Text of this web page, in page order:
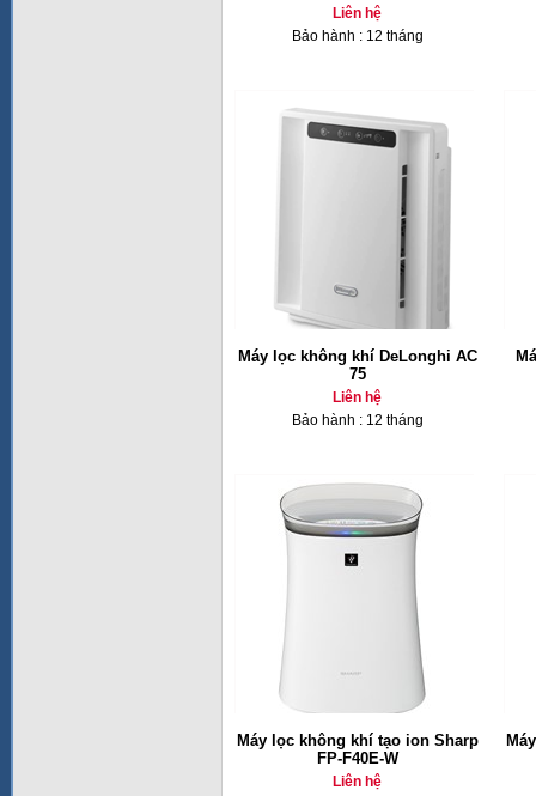
Liên hệ
Bảo hành : 12 tháng
Máy lọc không khí DeLonghi AC
75
Liên hệ
Bảo hành : 12 tháng
Máy lọc không khí tạo ion Sharp
FP-F40E-W
Liên hệ